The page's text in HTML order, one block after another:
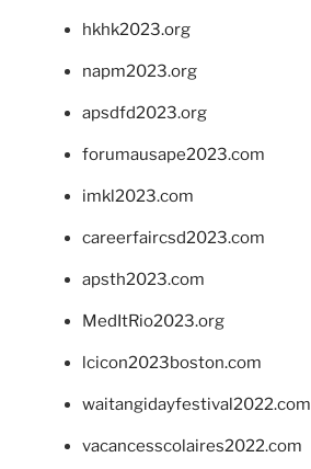
hkhk2023.org
napm2023.org
apsdfd2023.org
forumausape2023.com
imkl2023.com
careerfaircsd2023.com
apsth2023.com
MedItRio2023.org
lcicon2023boston.com
waitangidayfestival2022.com
vacancesscolaires2022.com